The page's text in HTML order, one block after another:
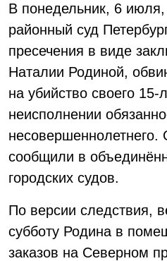
В понедельник, 6
районный суд
пресечения в виде
Наталии Родиной,
на убийство своего 15-
неисполнении
сообщили в
городских судов.
По версии следствия,
субботу Родина в
заказов на Северном